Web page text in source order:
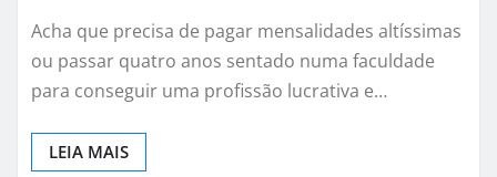
Acha que precisa de pagar mensalidades altíssimas
ou passar quatro anos sentado numa faculdade
para conseguir uma profissão lucrativa e…
LEIA MAIS